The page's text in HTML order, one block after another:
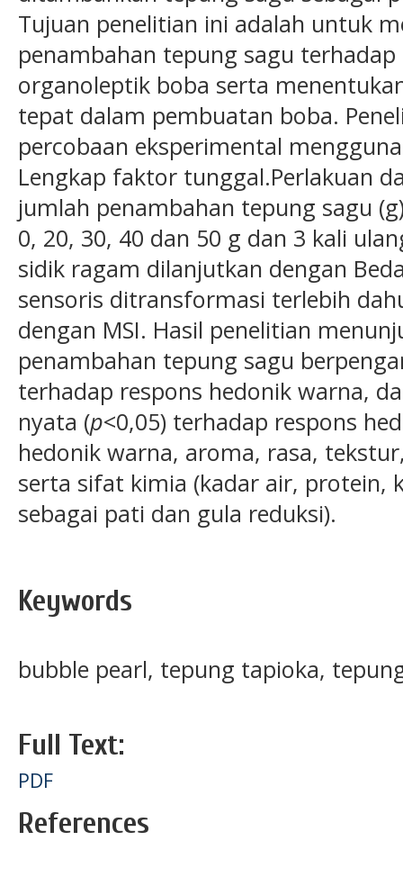
Tujuan penelitian ini adalah untuk
penambahan tepung sagu
organoleptik boba serta
tepat dalam pembuatan boba.
percobaan eksperimental
Lengkap faktor tunggal.Perlakuan
jumlah penambahan tepung sagu
0, 20, 30, 40 dan 50 g dan 3 kali
sidik ragam dilanjutkan dengan
sensoris ditransformasi terlebih
dengan MSI. Hasil penelitian
penambahan tepung sagu
terhadap respons hedonik warna,
nyata (p<0,05) terhadap respons
hedonik warna, aroma, rasa,
serta sifat kimia (kadar air, protein,
sebagai pati dan gula reduksi).
Keywords
bubble pearl, tepung tapioka,
Full Text:
PDF
References